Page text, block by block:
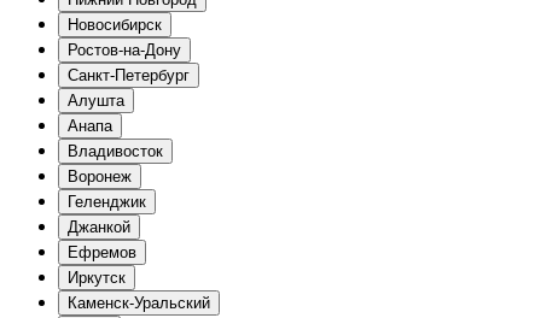
Новосибирск
Ростов-на-Дону
Санкт-Петербург
Алушта
Анапа
Владивосток
Воронеж
Геленджик
Джанкой
Ефремов
Иркутск
Каменск-Уральский